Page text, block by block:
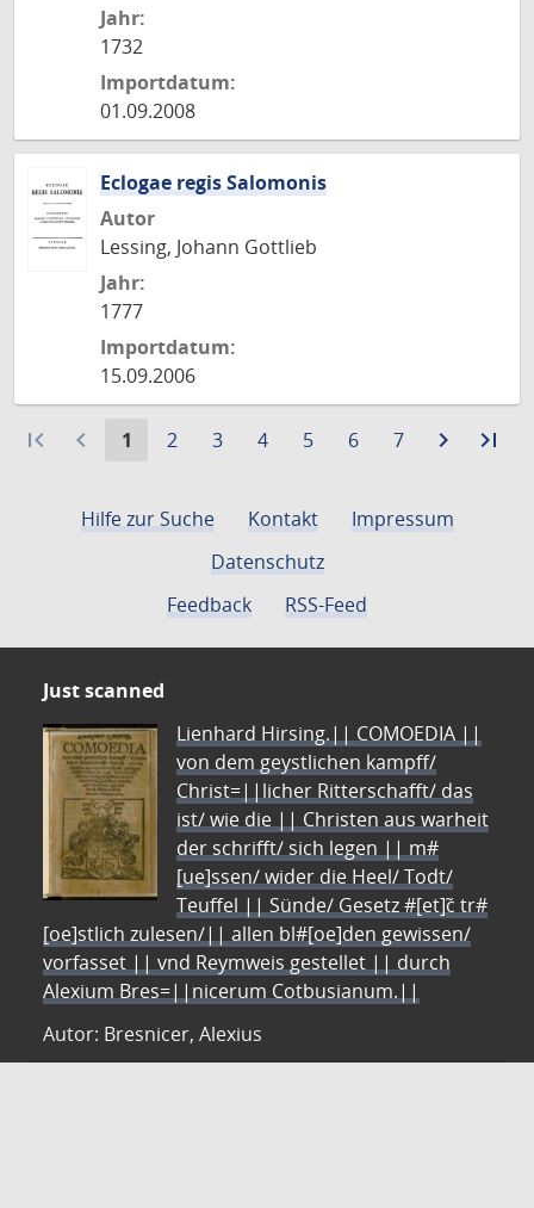
Jahr:
1732
Importdatum:
01.09.2008
Eclogae regis Salomonis
Autor
Lessing, Johann Gottlieb
Jahr:
1777
Importdatum:
15.09.2006
first_page navigate_before
Aktuelle
1
Gehe
2
Gehe
3
Gehe
4
Gehe
5
Gehe
6
Gehe
7 navigate_next
Zurlast_page
Hilfe zur Suche
Kontakt
Impressum
Datenschutz
Feedback
RSS-Feed
Just scanned
Lienhard Hirsing.|| COMOEDIA ||
von dem geystlichen kampff/
Christ=||licher Ritterschafft/ das
ist/ wie die || Christen aus warheit
der schrifft/ sich legen || m#
[ue]ssen/ wider die Heel/ Todt/
Teuffel || Sünde/ Gesetz #[et]c̃ tr#
[oe]stlich zulesen/|| allen bl#[oe]den gewissen/
vorfasset || vnd Reymweis gestellet || durch
Alexium Bres=||nicerum Cotbusianum.||
Autor: Bresnicer, Alexius